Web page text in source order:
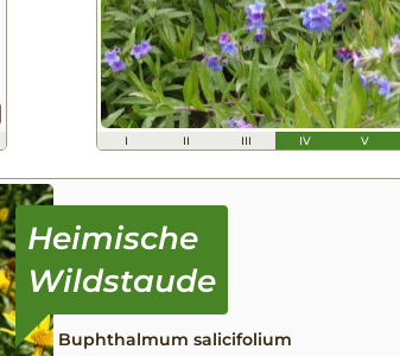
I II III IV V
Buphthalmum salicifolium